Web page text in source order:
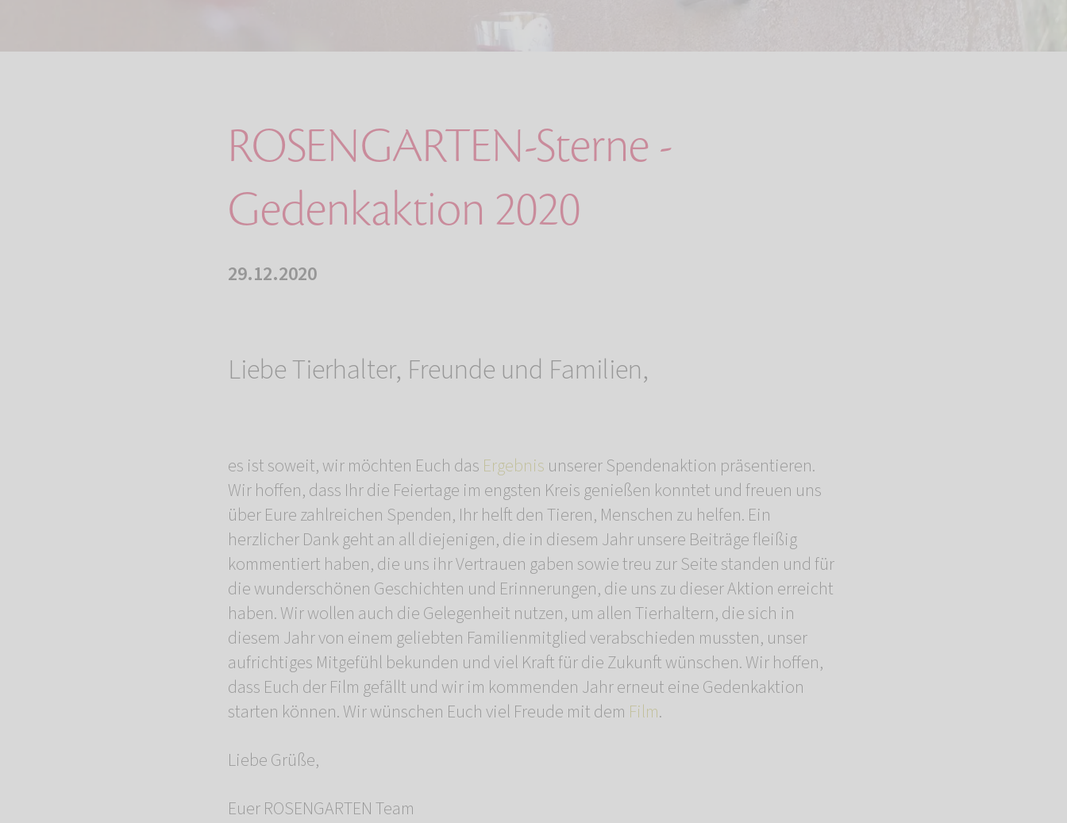
ROSENGARTEN-Sterne -
Gedenkaktion 2020
29.12.2020
Liebe Tierhalter, Freunde und Familien,
es ist soweit, wir möchten Euch das Ergebnis unserer Spendenaktion präsentieren.
Wir hoffen, dass Ihr die Feiertage im engsten Kreis genießen konntet und freuen uns
über Eure zahlreichen Spenden, Ihr helft den Tieren, Menschen zu helfen. Ein
herzlicher Dank geht an all diejenigen, die in diesem Jahr unsere Beiträge fleißig
kommentiert haben, die uns ihr Vertrauen gaben sowie treu zur Seite standen und für
die wunderschönen Geschichten und Erinnerungen, die uns zu dieser Aktion erreicht
haben. Wir wollen auch die Gelegenheit nutzen, um allen Tierhaltern, die sich in
diesem Jahr von einem geliebten Familienmitglied verabschieden mussten, unser
aufrichtiges Mitgefühl bekunden und viel Kraft für die Zukunft wünschen. Wir hoffen,
dass Euch der Film gefällt und wir im kommenden Jahr erneut eine Gedenkaktion
starten können. Wir wünschen Euch viel Freude mit dem Film.
Liebe Grüße,
Euer ROSENGARTEN Team